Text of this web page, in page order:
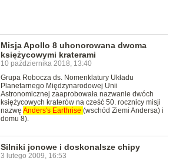
Misja Apollo 8 uhonorowana dwoma
księżycowymi kraterami
10 października 2018, 13:40
Grupa Robocza ds. Nomenklatury Układu
Planetarnego Międzynarodowej Unii
Astronomicznej zaaprobowała nazwanie dwóch
księżycowych kraterów na cześć 50. rocznicy misji
Anders's Earthrise (wschód Ziemi Andersa) i
8).
Silniki jonowe i doskonalsze chipy
3 lutego 2009, 16:53